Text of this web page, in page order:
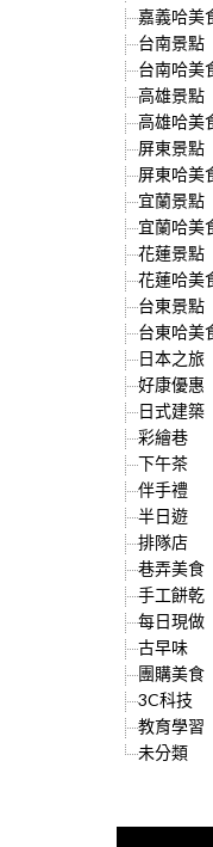
嘉義哈美
台南景點
台南哈美
高雄景點
高雄哈美
屏東景點
屏東哈美
宜蘭景點
宜蘭哈美
花蓮景點
花蓮哈美
台東景點
台東哈美
日本之旅
好康優惠
日式建築
彩繪巷
下午茶
伴手禮
半日遊
排隊店
巷弄美食
手工餅乾
每日現做
古早味
團購美食
3C科技
教育學習
未分類